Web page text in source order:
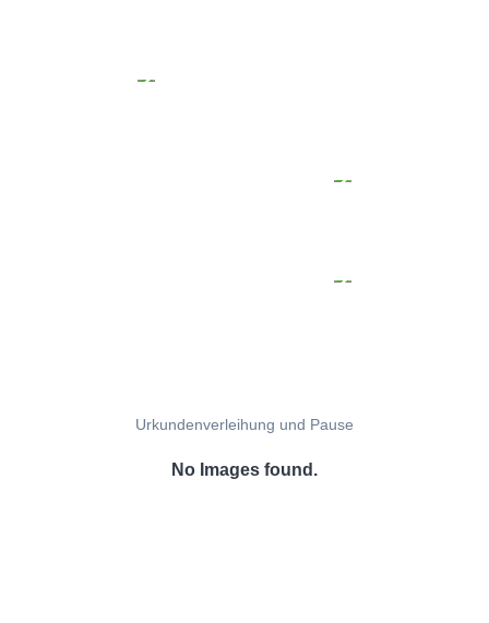
Urkundenverleihung und Pause
No Images found.